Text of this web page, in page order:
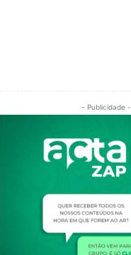
- Publicidade -